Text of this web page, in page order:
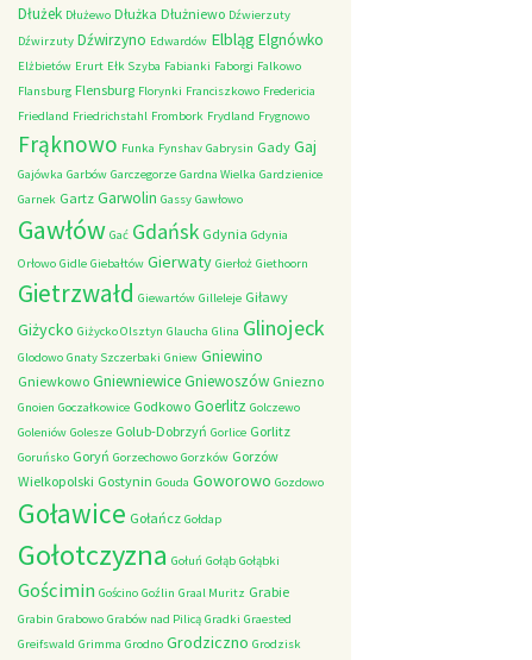
Dłużek Dłużewo Dłużka Dłużniewo Dźwierzuty
Dźwirzuty Dźwirzyno Edwardów Elbląg Elgnówko
Elżbietów Erurt Ełk Szyba Fabianki Faborgi Falkowo
Flansburg Flensburg Florynki Franciszkowo Fredericia
Friedland Friedrichstahl Frombork Frydland Frygnowo
Frąknowo Funka Fynshav Gabrysin Gady Gaj
Gajówka Garbów Garczegorze Gardna Wielka Gardzienice
Garnek Gartz Garwolin Gassy Gawłowo
Gawłów Gać Gdańsk Gdynia Gdynia
Orłowo Gidle Giebałtów Gierwaty Gierłoż Giethoorn
Gietrzwałd Giewartów Gilleleje Giławy
Giżycko Giżycko Olsztyn Glaucha Glina Glinojeck
Glodowo Gnaty Szczerbaki Gniew Gniewino
Gniewkowo GniewniewiceGniewoszów Gniezno
Gnoien Goczałkowice Godkowo Goerlitz Golczewo
Goleniów Golesze Golub-Dobrzyń Gorlice Gorlitz
Goruńsko Goryń Gorzechowo Gorzków Gorzów
Wielkopolski Gostynin Gouda Goworowo Gozdowo
Goławice Gołańcz Gołdap
Gołotczyzna Gołuń Gołąb Gołąbki
Gościmin Gościno Goźlin Graal Muritz Grabie
Grabin Grabowo Grabów nad Pilicą Gradki Graested
Greifswald Grimma Grodno Grodziczno Grodzisk